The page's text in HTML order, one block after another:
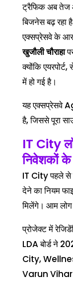
ट्रैफिक अब तेज
बिजनेस बढ़ रहा
एक्सप्रेसवे के
खुजौली चौराहा
क्योंकि
में हो गई है।
यह एक्सप्रेसवे
है, जिससे पूरा
IT City
निवेशकों के
IT City पहले से
देने का नियम
मिलेंगे। आम लोग
प्रोजेक्ट में
LDA बोर्ड ने
City,
Varun